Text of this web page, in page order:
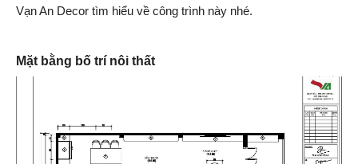
Vạn An Decor tìm hiểu về công trình này nhé.
Mặt bằng bố trí nôi thất